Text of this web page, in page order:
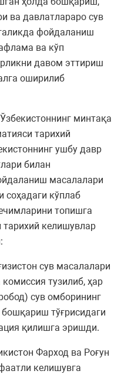
ва давлатлараро сув
фойдаланиш
ва кўп
давом эттириш
оширилиб
минтақа
тарихий
ушбу давр
билан
масалалари
соҳадаги кўплаб
топишга
келишувлар
сув масалалари
тузилиб, ҳар
сув омборининг
тўғрисидаги
қилишга эришди.
Фарход ва Роғун
келишувга